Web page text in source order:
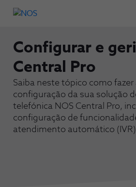
Configurar e
Central Pro
Saiba neste tópico como fazer
configuração da sua solução
telefónica NOS Central Pro,
configuração de
atendimento automático